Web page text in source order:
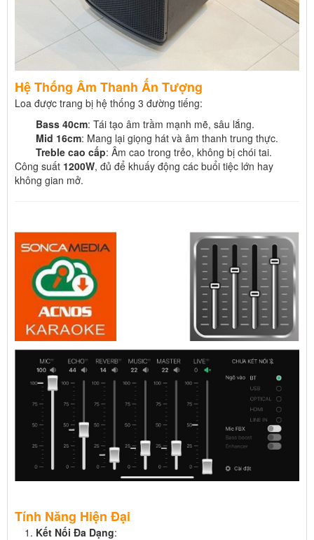
Hệ Thống Âm Thanh Ấn Tượng
Loa được trang bị hệ thống 3 đường tiếng:
Bass 40cm: Tái tạo âm trầm mạnh mẽ, sâu lắng.
Mid 16cm: Mang lại giọng hát và âm thanh trung thực.
Treble cao cấp: Âm cao trong trẻo, không bị chói tai.
Công suất 1200W, đủ để khuấy động các buổi tiệc lớn hay
không gian mở.
Tính Năng Hiện Đại
Kết Nối Đa Dạng: